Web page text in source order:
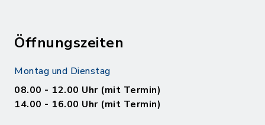
Öffnungszeiten
Montag und Dienstag
08.00 - 12.00 Uhr (mit Termin)
14.00 - 16.00 Uhr (mit Termin)